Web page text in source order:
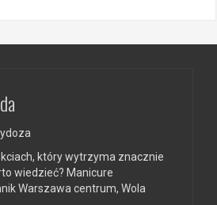
który wytrzyma znacznie
wiedzieć? Manicure
Warszawa centrum, Wola